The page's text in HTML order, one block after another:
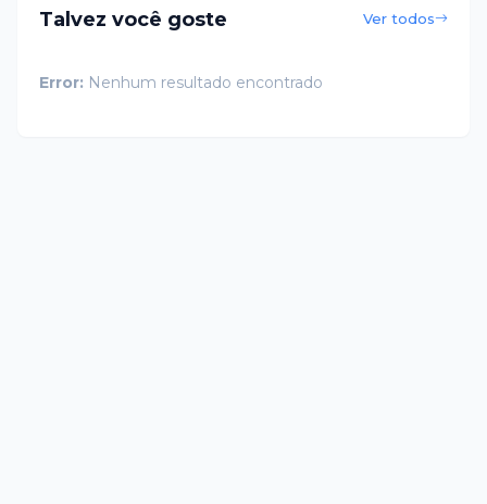
Talvez você goste Ver todos
Error: Nenhum resultado encontrado